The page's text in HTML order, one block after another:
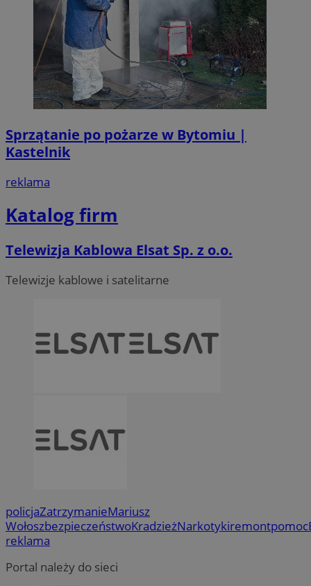
Sprzątanie po pożarze w Bytomiu |
Kastelnik
reklama
Katalog firm
Telewizja Kablowa Elsat Sp. z o.o.
Telewizje kablowe i satelitarne
policjaZatrzymanieMariusz
WołoszbezpieczeństwoKradzieżNarkotykiremontpomoc
reklama
Portal należy do sieci